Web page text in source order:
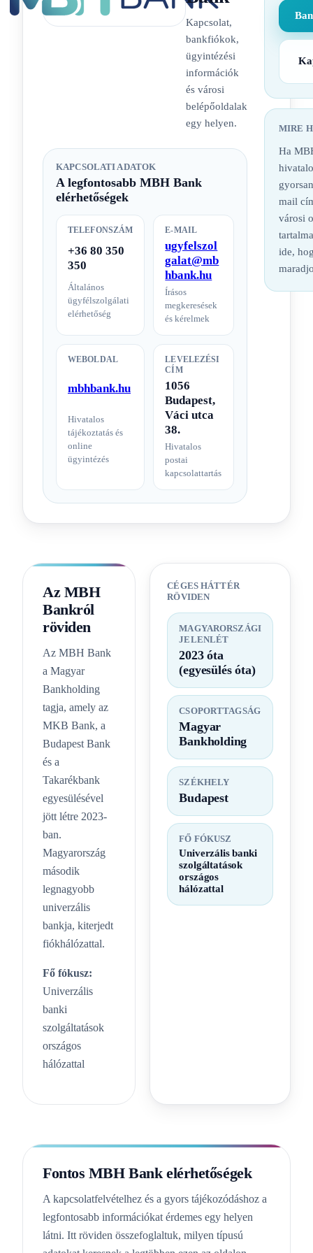
Kapcsolat,
bankfiókok,
ügyintézési
információk
és városi
belépőoldalak
egy helyen.
KAPCSOLATI ADATOK
A legfontosabb MBH Bank
elérhetőségek
TELEFONSZÁM
+36 80 350
350
Általános
ügyfélszolgálati
elérhetőség
E-MAIL
ugyfelszol
galat@mb
hbank.hu
Írásos
megkeresések
és kérelmek
WEBOLDAL
mbhbank.hu
Hivatalos
tájékoztatás és
online
ügyintézés
LEVELEZÉSI
CÍM
1056
Budapest,
Váci utca
38.
Hivatalos
postai
kapcsolattartás
MIRE
Ha
mail
városi
ide,
Az MBH
Bankról
röviden
Az MBH Bank
a Magyar
Bankholding
tagja, amely az
MKB Bank, a
Budapest Bank
és a
Takarékbank
egyesülésével
jött létre 2023-
ban.
Magyarország
második
legnagyobb
univerzális
bankja, kiterjedt
fiókhálózattal.
Fő fókusz:
Univerzális
banki
szolgáltatások
országos
hálózattal
CÉGES HÁTTÉR
RÖVIDEN
MAGYARORSZÁGI
JELENLÉT
2023 óta
(egyesülés óta)
CSOPORTTAGSÁG
Magyar
Bankholding
SZÉKHELY
Budapest
FŐ FÓKUSZ
Univerzális banki
szolgáltatások
országos
hálózattal
Fontos MBH Bank elérhetőségek
A kapcsolatfelvételhez és a gyors tájékozódáshoz a
legfontosabb információkat érdemes egy helyen
látni. Itt röviden összefoglaltuk, milyen típusú